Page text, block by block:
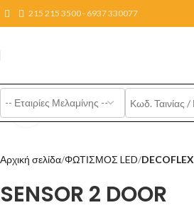
215 215 3500 - 6937 330077
Click to enlarge
Αρχική σελίδα ΦΩΤΙΣΜΟΣ LED DECOFLEX
SENSOR 2 DOOR